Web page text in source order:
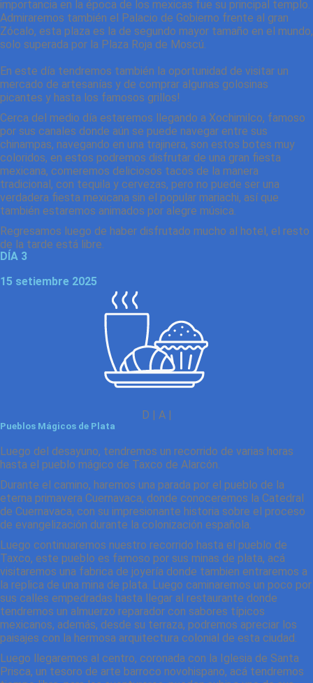
importancia en la época de los mexicas fue su principal templo.
Admiraremos también el Palacio de Gobierno frente al gran
Zócalo, esta plaza es la de segundo mayor tamaño en el mundo,
solo superada por la Plaza Roja de Moscú.
En este día tendremos también la oportunidad de visitar un
mercado de artesanías y de comprar algunas golosinas
picantes y hasta los famosos grillos!
Cerca del medio día estaremos llegando a Xochimilco, famoso
por sus canales donde aún se puede navegar entre sus
chinampas, navegando en una trajinera, son estos botes muy
coloridos, en estos podremos disfrutar de una gran fiesta
mexicana, comeremos deliciosos tacos de la manera
tradicional, con tequila y cervezas, pero no puede ser una
verdadera fiesta mexicana sin el popular mariachi, así que
también estaremos animados por alegre música.
Regresamos luego de haber disfrutado mucho al hotel, el resto
de la tarde está libre.
DÍA 3
15 setiembre 2025
D | A |
Pueblos Mágicos de Plata
Luego del desayuno, tendremos un recorrido de varias horas
hasta el pueblo mágico de Taxco de Alarcón.
Durante el camino, haremos una parada por el pueblo de la
eterna primavera Cuernavaca, donde conoceremos la Catedral
de Cuernavaca, con su impresionante historia sobre el proceso
de evangelización durante la colonización española.
Luego continuaremos nuestro recorrido hasta el pueblo de
Taxco, este pueblo es famoso por sus minas de plata, acá
visitaremos una fabrica de joyería donde tambien entraremos a
la replica de una mina de plata. Luego caminaremos un poco por
sus calles empedradas hasta llegar al restaurante donde
tendremos un almuerzo reparador con sabores típicos
mexicanos, además, desde su terraza, podremos apreciar los
paisajes con la hermosa arquitectura colonial de esta ciudad.
Luego llegaremos al centro, coronada con la Iglesia de Santa
Prisca, un tesoro de arte barroco novohispano, acá tendremos